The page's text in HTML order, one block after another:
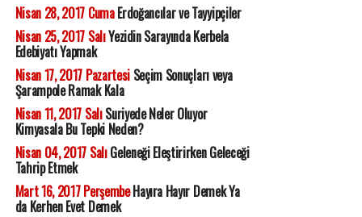
Nisan 28, 2017 CumaErdoğancılar ve Tayyipçiler
Nisan 25, 2017 SalıYezidin Sarayında Kerbela
Edebiyatı Yapmak
Nisan 17, 2017 PazartesiSeçim Sonuçları veya
Şarampole Ramak Kala
Nisan 11, 2017 SalıSuriyede Neler Oluyor
Kimyasala Bu Tepki Neden?
Nisan 04, 2017 SalıGeleneği Eleştirirken Geleceği
Tahrip Etmek
Mart 16, 2017 PerşembeHayıra Hayır Demek Ya
da Kerhen Evet Demek